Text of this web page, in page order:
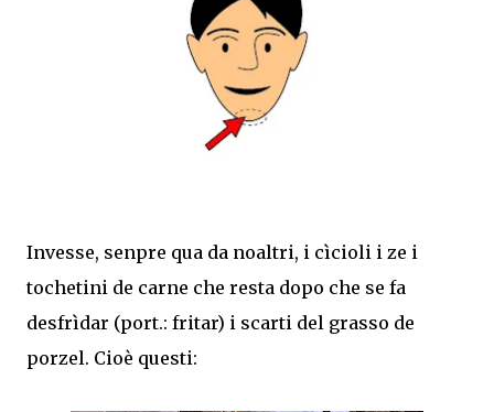
Invesse, senpre qua da noaltri, i cìcioli i ze i
tochetini de carne che resta dopo che se fa
desfrìdar (port.: fritar) i scarti del grasso de
porzel. Cioè questi: